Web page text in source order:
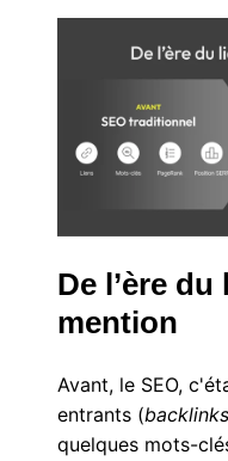
De l’ère du
mention
Avant, le SEO,
entrants (backlinks
quelques mots-